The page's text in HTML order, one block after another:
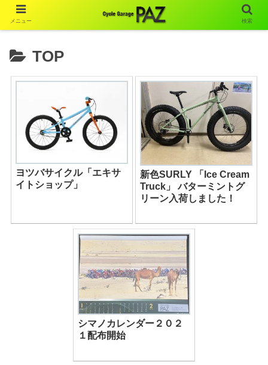
TOP
ヨツバサイクル「エキサ
イトショップ」
新色SURLY 「Ice Cream
Truck」 バターミントグ
リーン入荷しました！
シマノカレンダー２０２
１配布開始
メニュー 検索